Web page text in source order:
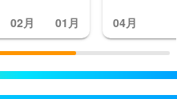
02月 01月
04月